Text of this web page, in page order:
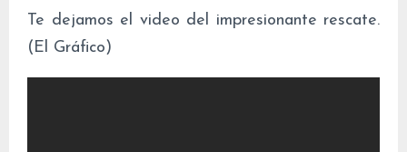
Te dejamos el video del impresionante rescate.
(El Gráfico)